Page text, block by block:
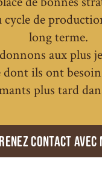
cycle de
long terme.
aux plus
dont ils ont
plus tard
contact avec